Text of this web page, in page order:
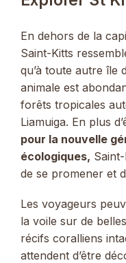
En dehors de la
Saint-Kitts
qu’à toute autre île
animale est
forêts tropicales
Liamuiga. En plus
pour la nouvelle
écologiques,
de se promener et
Les voyageurs
la voile sur de
récifs coralliens
attendent d’être